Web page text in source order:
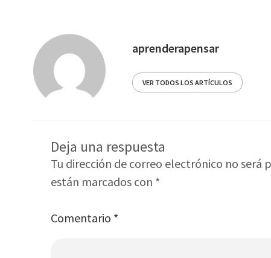
aprenderapensar
VER TODOS LOS ARTÍCULOS
Deja una respuesta
Tu dirección de correo electrónico no será
están marcados con *
Comentario *